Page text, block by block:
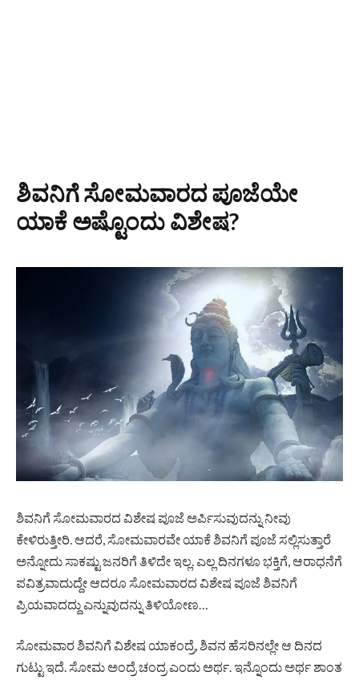
ಶಿವನಿಗೆ ಸೋಮವಾರದ ಪೂಜೆಯೇ
ಯಾಕೆ ಅಷ್ಟೊಂದು ವಿಶೇಷ?
ಶಿವನಿಗೆ ಸೋಮವಾರದ ವಿಶೇಷ ಪೂಜೆ ಅರ್ಪಿಸುವುದನ್ನು ನೀವು
ಕೇಳಿರುತ್ತೀರಿ. ಆದರೆ, ಸೋಮವಾರವೇ ಯಾಕೆ ಶಿವನಿಗೆ ಪೂಜೆ ಸಲ್ಲಿಸುತ್ತಾರೆ
ಅನ್ನೋದು ಸಾಕಷ್ಟು ಜನರಿಗೆ ತಿಳಿದೇ ಇಲ್ಲ. ಎಲ್ಲ ದಿನಗಳೂ ಭಕ್ತಿಗೆ, ಆರಾಧನೆಗೆ
ಪವಿತ್ರವಾದುದ್ದೇ ಆದರೂ ಸೋಮವಾರದ ವಿಶೇಷ ಪೂಜೆ ಶಿವನಿಗೆ
ಪ್ರಿಯವಾದದ್ದು ಎನ್ನುವುದನ್ನು ತಿಳಿಯೋಣ…
ಸೋಮವಾರ ಶಿವನಿಗೆ ವಿಶೇಷ ಯಾಕಂದ್ರೆ, ಶಿವನ ಹೆಸರಿನಲ್ಲೇ ಆ ದಿನದ
ಗುಟ್ಟು ಇದೆ. ಸೋಮ ಅಂದ್ರೆ ಚಂದ್ರ ಎಂದು ಅರ್ಥ. ಇನ್ನೊಂದು ಅರ್ಥ ಶಾಂತ